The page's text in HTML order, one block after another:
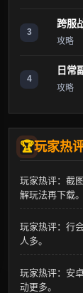
3
跨服
攻略
4
日常
攻略
玩家热
玩家热评：截
解玩法再下载。
玩家热评：行
人多。
玩家热评：安
动更多。